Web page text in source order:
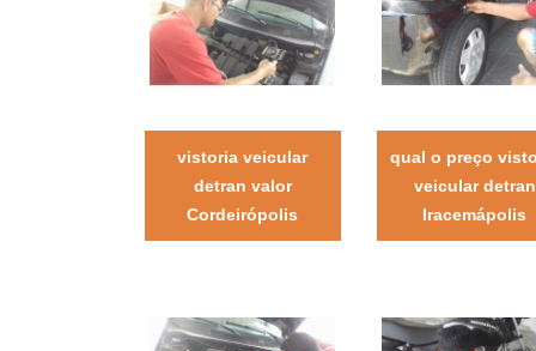
vistoria veicular
detran valor
Cordeirópolis
qual o preço
veicular detran
Iracemápolis